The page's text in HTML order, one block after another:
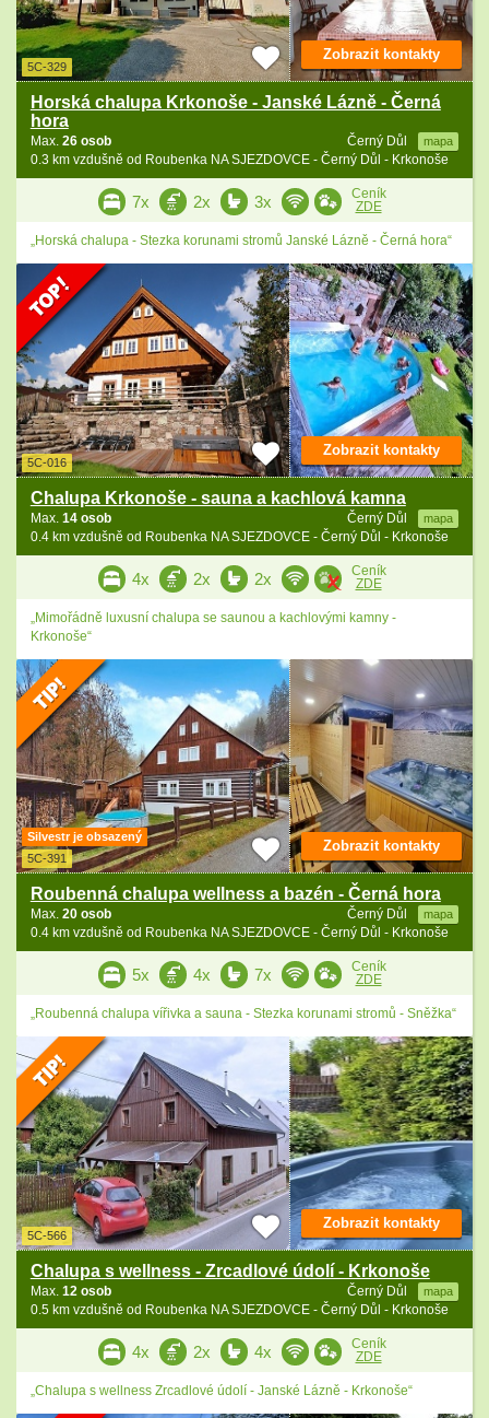
5C-329
Horská chalupa Krkonoše - Janské Lázně - Černá
hora
Černý Důl mapa
Max. 26 osob
0.3 km vzdušně od Roubenka NA SJEZDOVCE - Černý Důl - Krkonoše
Zobrazit kontakty
7x 2x 3x
Ceník
ZDE
„Horská chalupa - Stezka korunami stromů Janské Lázně - Černá hora“
5C-016
Chalupa Krkonoše - sauna a kachlová kamna
Černý Důl mapa
Max. 14 osob
0.4 km vzdušně od Roubenka NA SJEZDOVCE - Černý Důl - Krkonoše
Zobrazit kontakty
4x 2x 2x
Ceník
ZDE
„Mimořádně luxusní chalupa se saunou a kachlovými kamny -
Krkonoše“
Silvestr je obsazený
5C-391
Roubenná chalupa wellness a bazén - Černá hora
Černý Důl mapa
Max. 20 osob
0.4 km vzdušně od Roubenka NA SJEZDOVCE - Černý Důl - Krkonoše
Zobrazit kontakty
5x 4x 7x
Ceník
ZDE
„Roubenná chalupa vířivka a sauna - Stezka korunami stromů - Sněžka“
5C-566
Chalupa s wellness - Zrcadlové údolí - Krkonoše
Černý Důl mapa
Max. 12 osob
0.5 km vzdušně od Roubenka NA SJEZDOVCE - Černý Důl - Krkonoše
Zobrazit kontakty
4x 2x 4x
Ceník
ZDE
„Chalupa s wellness Zrcadlové údolí - Janské Lázně - Krkonoše“